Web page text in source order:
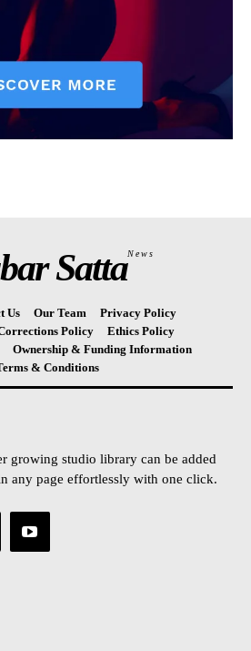
SattaNews
Us Our Team
Privacy Policy
Policy
Ethics Policy
Ownership & Funding Information
& Conditions
growing studio library can be added
any page effortlessly with one click.